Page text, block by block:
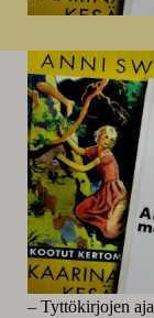
– Tyttökirjojen